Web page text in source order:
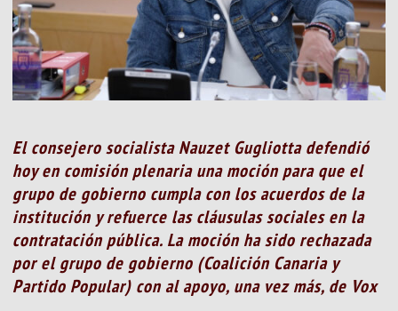
El consejero socialista Nauzet Gugliotta defendió
hoy en comisión plenaria una moción para que el
grupo de gobierno cumpla con los acuerdos de la
institución y refuerce las cláusulas sociales en la
contratación pública. La moción ha sido rechazada
por el grupo de gobierno (Coalición Canaria y
Partido Popular) con al apoyo, una vez más, de Vox